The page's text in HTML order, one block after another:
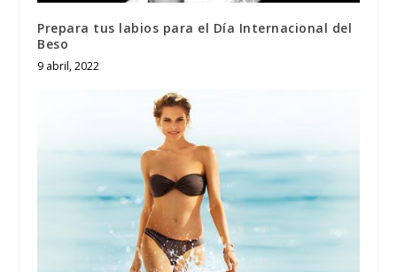
Prepara tus labios para el Día Internacional del
Beso
9 abril, 2022